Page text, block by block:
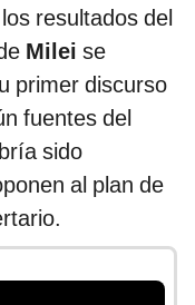
resultados del
Milei se
primer discurso
fuentes del
sido
al plan de